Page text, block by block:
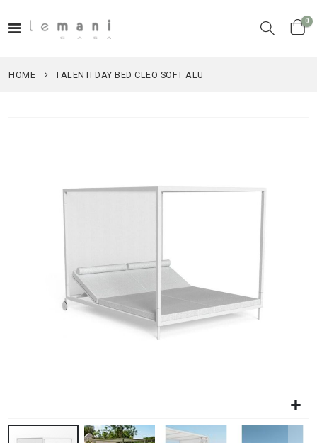
Toggle
Cart
0
HOME TALENTI DAY BED CLEO SOFT ALU